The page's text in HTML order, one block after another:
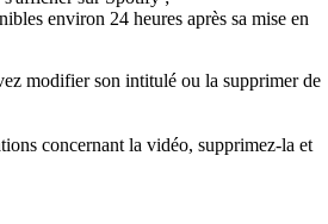
environ 24 heures après sa mise en
modifier son intitulé ou la supprimer de
concernant la vidéo, supprimez-la et